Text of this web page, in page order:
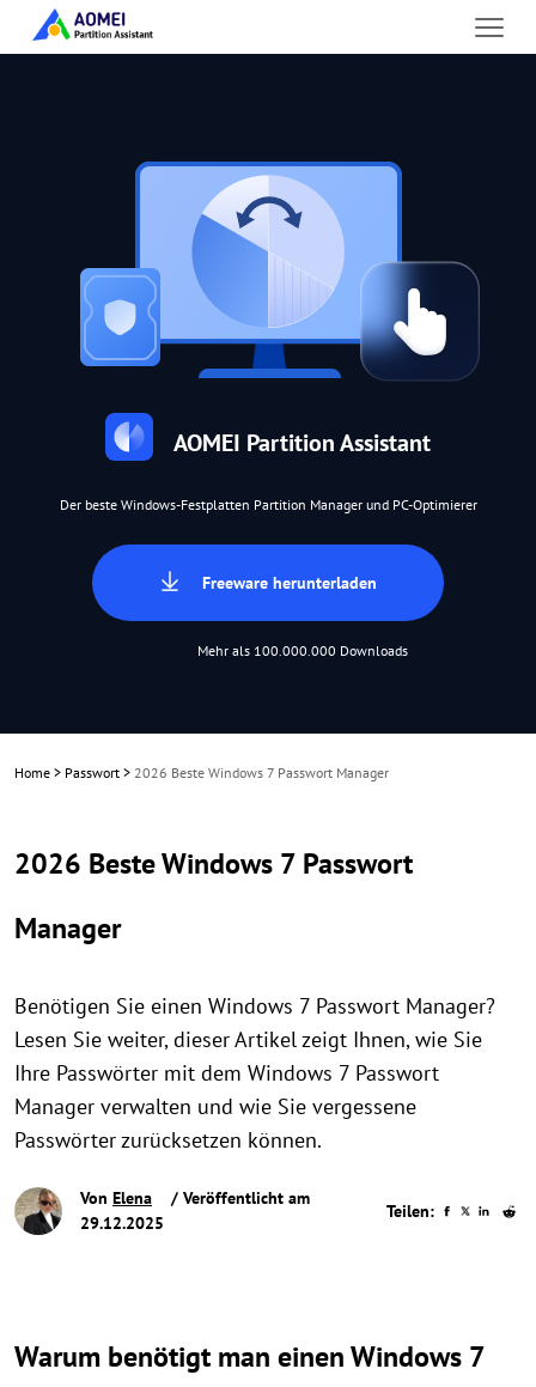
AOMEI Partition Assistant
Der beste Windows-Festplatten Partition Manager und PC-Optimierer
Freeware herunterladen
Mehr als 100.000.000 Downloads
Home > Passwort > 2026 Beste Windows 7 Passwort Manager
2026 Beste Windows 7 Passwort
Manager
Benötigen Sie einen Windows 7 Passwort Manager?
Lesen Sie weiter, dieser Artikel zeigt Ihnen, wie Sie
Ihre Passwörter mit dem Windows 7 Passwort
Manager verwalten und wie Sie vergessene
Passwörter zurücksetzen können.
Von Elena
/ Veröffentlicht am
29.12.2025
Teilen:
Warum benötigt man einen Windows 7